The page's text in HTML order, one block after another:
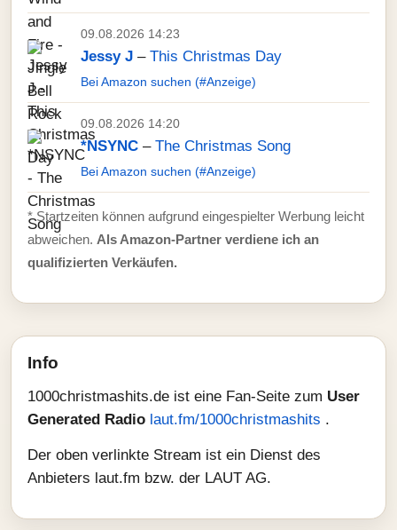
09.08.2026 14:23
Jessy J – This Christmas Day
Bei Amazon suchen (#Anzeige)
09.08.2026 14:20
*NSYNC – The Christmas Song
Bei Amazon suchen (#Anzeige)
* Startzeiten können aufgrund eingespielter Werbung leicht
abweichen. Als Amazon-Partner verdiene ich an
qualifizierten Verkäufen.
Info
1000christmashits.de ist eine Fan-Seite zum User
Generated Radio laut.fm/1000christmashits .
Der oben verlinkte Stream ist ein Dienst des
Anbieters laut.fm bzw. der LAUT AG.